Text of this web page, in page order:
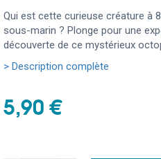
Qui est cette curieuse créature à
sous-marin ? Plonge pour une
découverte de ce mystérieux
> Description complète
5,90 €